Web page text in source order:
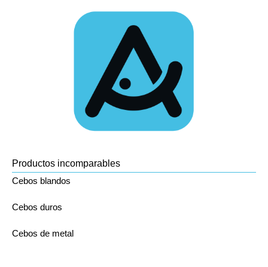
Productos incomparables
Cebos blandos
Cebos duros
Cebos de metal